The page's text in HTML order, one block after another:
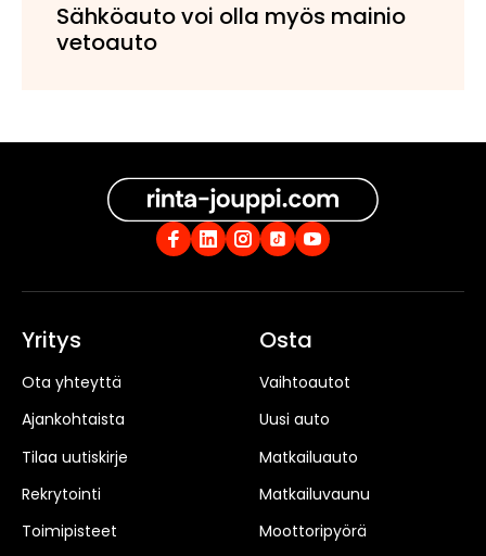
Sähköauto voi olla myös mainio
vetoauto
Yritys
Ota yhteyttä
Ajankohtaista
Tilaa uutiskirje
Rekrytointi
Toimipisteet
Osta
Vaihtoautot
Uusi auto
Matkailuauto
Matkailuvaunu
Moottoripyörä